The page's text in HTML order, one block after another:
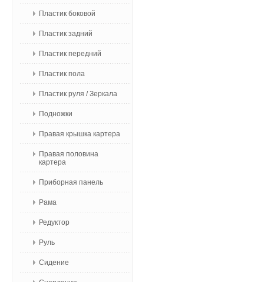
Пластик боковой
Пластик задний
Пластик передний
Пластик пола
Пластик руля / Зеркала
Подножки
Правая крышка картера
Правая половина
картера
Приборная панель
Рама
Редуктор
Руль
Сидение